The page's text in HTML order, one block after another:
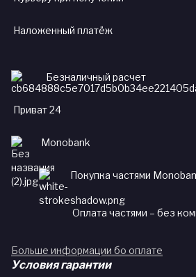
Наложенный платёж
Безналичный расчет
Приват 24
Monobank
Покупка частями
Оплата частями – без
Больше информации бо оплате
Условия гарантии